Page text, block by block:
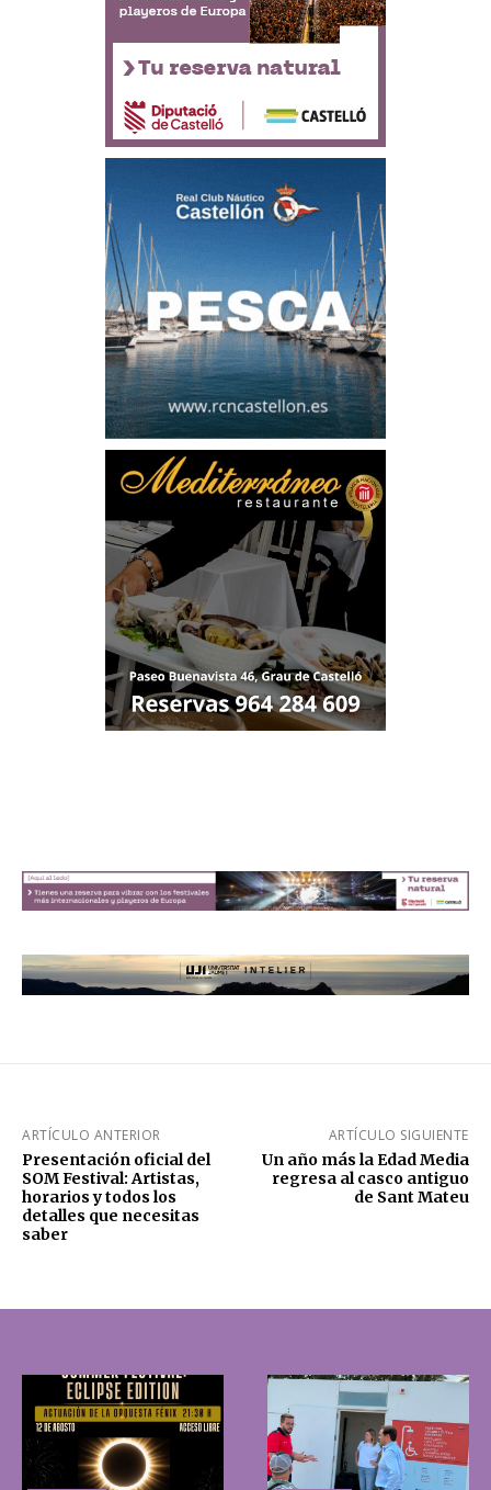
ARTÍCULO ANTERIOR
Presentación oficial del
SOM Festival: Artistas,
horarios y todos los
detalles que necesitas
saber
ARTÍCULO SIGUIENTE
Un año más la Edad Media
regresa al casco antiguo
de Sant Mateu